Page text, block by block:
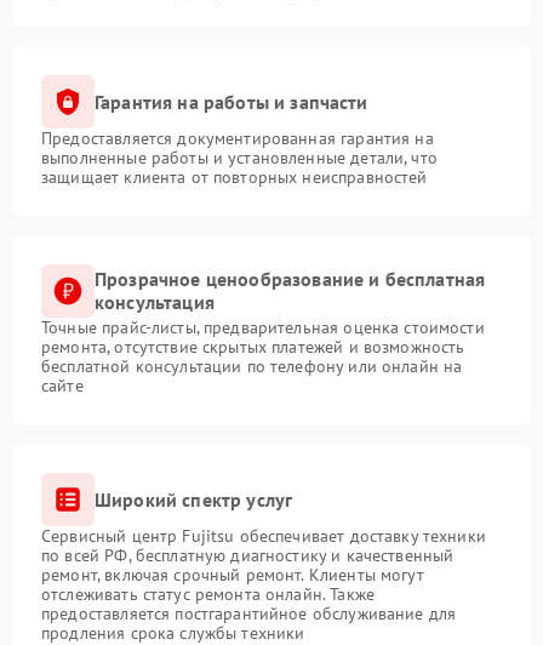
Гарантия на работы и запчасти
Предоставляется документированная гарантия на
выполненные работы и установленные детали, что
защищает клиента от повторных неисправностей
Прозрачное ценообразование и бесплатная
консультация
Точные прайс-листы, предварительная оценка стоимости
ремонта, отсутствие скрытых платежей и возможность
бесплатной консультации по телефону или онлайн на
сайте
Широкий спектр услуг
Сервисный центр Fujitsu обеспечивает доставку техники
по всей РФ, бесплатную диагностику и качественный
ремонт, включая срочный ремонт. Клиенты могут
отслеживать статус ремонта онлайн. Также
предоставляется постгарантийное обслуживание для
продления срока службы техники